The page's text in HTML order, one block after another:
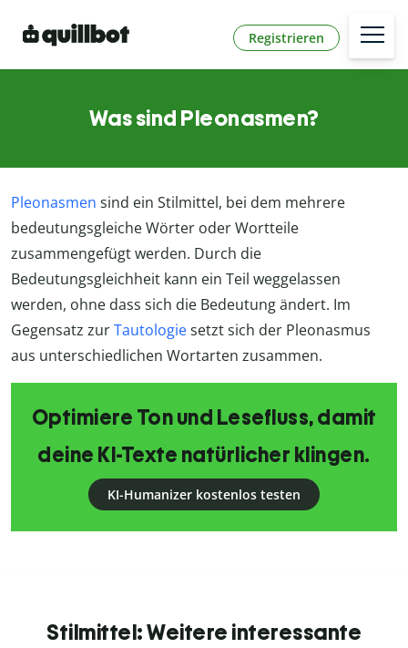
Registrieren
Was sind Pleonasmen?
Pleonasmen sind ein Stilmittel, bei dem mehrere
bedeutungsgleiche Wörter oder Wortteile
zusammengefügt werden. Durch die
Bedeutungsgleichheit kann ein Teil weggelassen
werden, ohne dass sich die Bedeutung ändert. Im
Gegensatz zurTautologiesetzt sich der Pleonasmus
aus unterschiedlichen Wortarten zusammen.
Optimiere Ton und Lesefluss, damit
deine KI-Texte natürlicher klingen.
KI-Humanizer kostenlos testen
Stilmittel: Weitere interessante